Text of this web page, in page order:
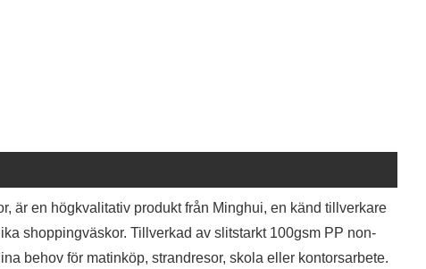
är en högkvalitativ produkt från Minghui, en känd tillverkare
shoppingväskor. Tillverkad av slitstarkt 100gsm PP non-
behov för matinköp, strandresor, skola eller kontorsarbete.